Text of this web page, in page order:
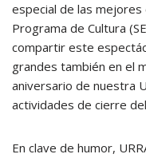
especial de las
Programa de Cultura
compartir este
grandes también en el
aniversario de nuestra
actividades de cierre
En clave de humor,